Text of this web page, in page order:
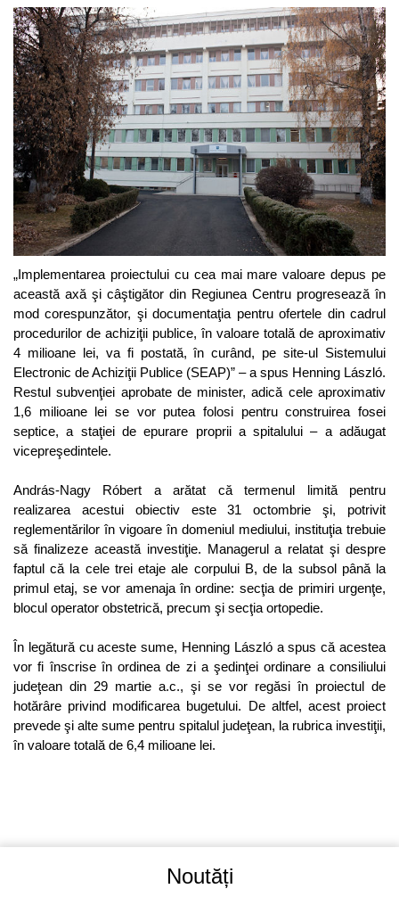
„Implementarea proiectului cu cea mai mare valoare depus pe
această axă şi câştigător din Regiunea Centru progresează în
mod corespunzător, şi documentaţia pentru ofertele din cadrul
procedurilor de achiziţii publice, în valoare totală de aproximativ
4 milioane lei, va fi postată, în curând, pe site-ul Sistemului
Electronic de Achiziţii Publice (SEAP)” – a spus Henning László.
Restul subvenţiei aprobate de minister, adică cele aproximativ
1,6 milioane lei se vor putea folosi pentru construirea fosei
septice, a staţiei de epurare proprii a spitalului – a adăugat
vicepreşedintele.
András-Nagy Róbert a arătat că termenul limită pentru
realizarea acestui obiectiv este 31 octombrie şi, potrivit
reglementărilor în vigoare în domeniul mediului, instituţia trebuie
să finalizeze această investiţie. Managerul a relatat şi despre
faptul că la cele trei etaje ale corpului B, de la subsol până la
primul etaj, se vor amenaja în ordine: secţia de primiri urgenţe,
blocul operator obstetrică, precum şi secţia ortopedie.
În legătură cu aceste sume, Henning László a spus că acestea
vor fi înscrise în ordinea de zi a şedinţei ordinare a consiliului
judeţean din 29 martie a.c., şi se vor regăsi în proiectul de
hotărâre privind modificarea bugetului. De altfel, acest proiect
prevede şi alte sume pentru spitalul judeţean, la rubrica investiţii,
în valoare totală de 6,4 milioane lei.
Noutăți